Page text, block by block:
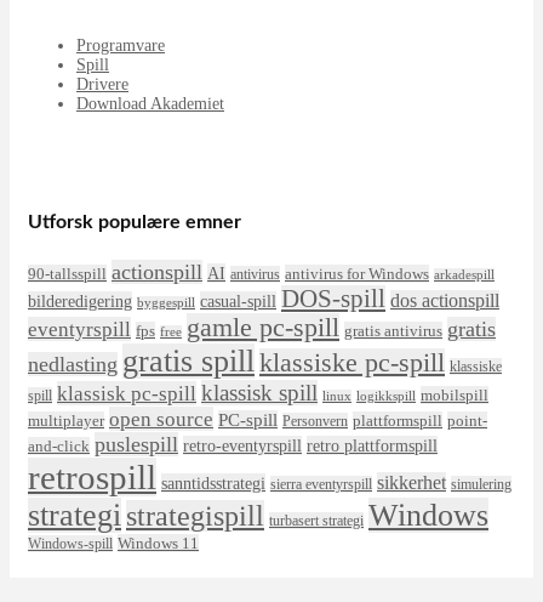
Programvare
Spill
Drivere
Download Akademiet
Utforsk populære emner
90-tallsspill actionspill AI antivirus antivirus for Windows arkadespill
bilderedigering byggespill casual-spill DOS-spill dos actionspill
eventyrspill fps free gamle pc-spill gratis antivirus gratis
nedlasting gratis spillklassiske pc-spill klassiske
spill klassisk pc-spill klassisk spill linux logikkspill mobilspill
multiplayer open source PC-spill Personvern plattformspill point-
and-click puslespill retro-eventyrspill retro plattformspill
retrospill sanntidsstrategi sierra eventyrspill sikkerhet simulering
strategistrategispill turbasert strategi Windows
Windows-spill Windows 11